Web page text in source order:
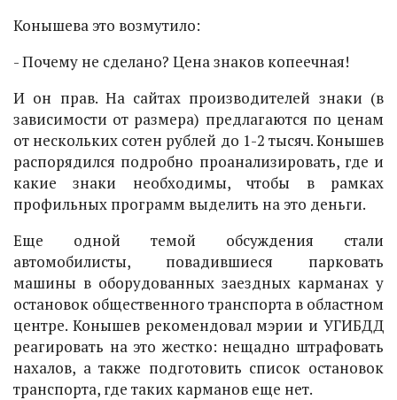
Конышева это возмутило:
- Почему не сделано? Цена знаков копеечная!
И он прав. На сайтах производителей знаки (в
зависимости от размера) предлагаются по ценам
от нескольких сотен рублей до 1-2 тысяч. Конышев
распорядился подробно проанализировать, где и
какие знаки необходимы, чтобы в рамках
профильных программ выделить на это деньги.
Еще одной темой обсуждения стали
автомобилисты, повадившиеся парковать
машины в оборудованных заездных карманах у
остановок общественного транспорта в областном
центре. Конышев рекомендовал мэрии и УГИБДД
реагировать на это жестко: нещадно штрафовать
нахалов, а также подготовить список остановок
транспорта, где таких карманов еще нет.